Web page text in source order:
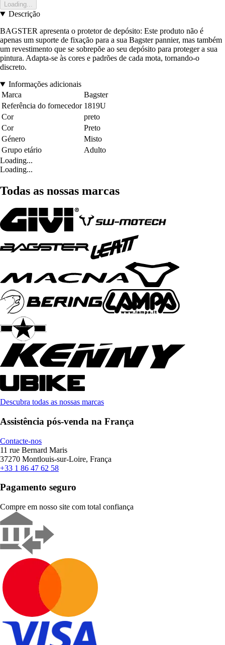
Loading...
Descrição
BAGSTER apresenta o protetor de depósito: Este produto não é
apenas um suporte de fixação para a sua Bagster pannier, mas também
um revestimento que se sobrepõe ao seu depósito para proteger a sua
pintura. Adapta-se às cores e padrões de cada mota, tornando-o
discreto.
Informações adicionais
Marca
Bagster
Referência do fornecedor 1819U
Cor
preto
Cor
Preto
Género
Misto
Grupo etário
Adulto
Loading...
Loading...
Todas as nossas marcas
Descubra todas as nossas marcas
Assistência pós-venda na França
Contacte-nos
11 rue Bernard Maris
37270 Montlouis-sur-Loire, França
+33 1 86 47 62 58
Pagamento seguro
Compre em nosso site com total confiança